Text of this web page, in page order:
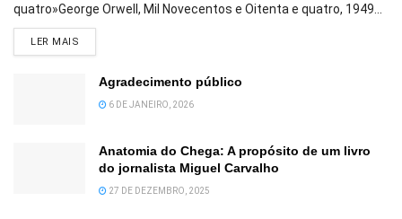
quatro»George Orwell, Mil Novecentos e Oitenta e quatro, 1949...
LER MAIS
Agradecimento público
6 DE JANEIRO, 2026
Anatomia do Chega: A propósito de um livro
do jornalista Miguel Carvalho
27 DE DEZEMBRO, 2025